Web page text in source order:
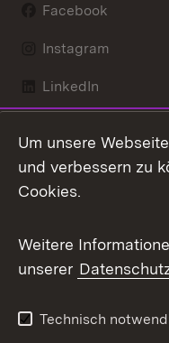
Facebook
Instagram
LinkedIn
X / Twitter
Youtube
Kontakt
Um unsere
und verbessern zu
Cookies.
Weitere
unserer
Technisch